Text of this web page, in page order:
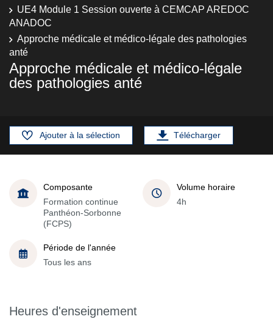
UE4 Module 1 Session ouverte à CEMCAP AREDOC
ANADOC
Approche médicale et médico-légale des pathologies
anté
Approche médicale et médico-légale
des pathologies anté
Ajouter à la sélection Télécharger
Composante
Formation continue
Panthéon-Sorbonne
(FCPS)
Volume horaire
4h
Période de l'année
Tous les ans
Heures d'enseignement